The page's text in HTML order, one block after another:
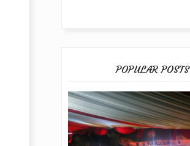
POPULAR POSTS